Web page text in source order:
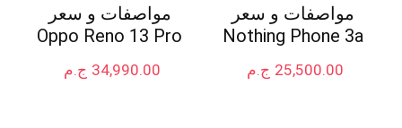
مواصفات و سعر
Nothing Phone 3a
ج.م 25,500.00
مواصفات و سعر
Oppo Reno 13 Pro
ج.م 34,990.00